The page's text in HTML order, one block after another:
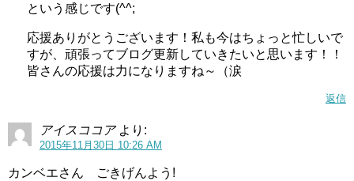
という感じです(^^;
応援ありがとうございます！私も今はちょっと忙しいで
すが、頑張ってブログ更新していきたいと思います！！
皆さんの応援は力になりますね～（涙
返信
アイスココア より:
2015年11月30日 10:26 AM
カンベエさん ごきげんよう!